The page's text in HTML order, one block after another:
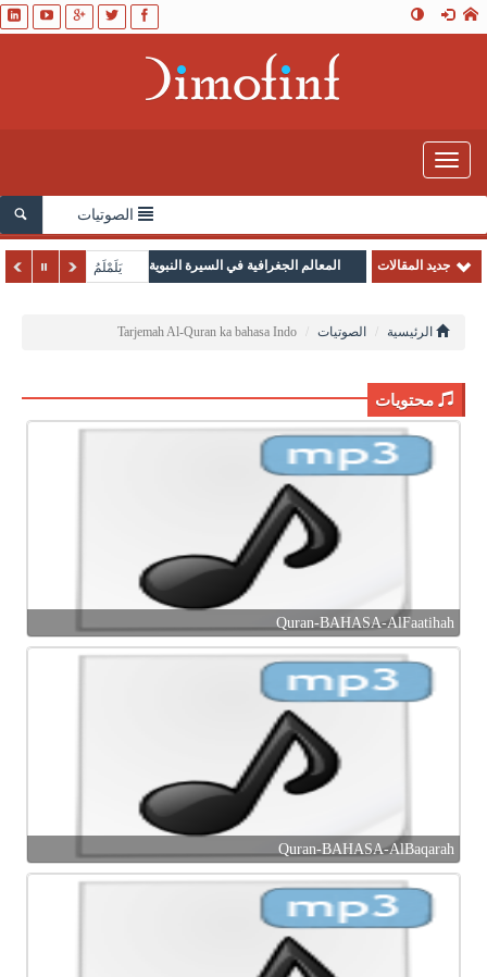
Toggle
navigation
الصوتيات
جديد المقالات المعالم الجغرافية في السيرة النبوية يَلَمْلَمُ
الرئيسية الصوتيات Tarjemah Al-Quran ka bahasa Indo
محتويات
Quran-BAHASA-AlFaatihah
Quran-BAHASA-AlBaqarah